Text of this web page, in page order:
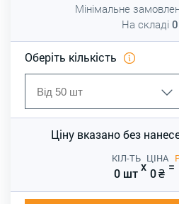
Мінімальне
На складі 0
Оберіть кількість
Ціну вказано без
КІЛ-ТЬ
0 штx
ЦІНА
0₴ =